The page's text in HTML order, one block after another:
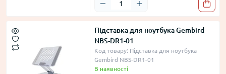
Підставка для ноутбука Gembird
NBS-DR1-01
Код товару: Підставка для ноутбука
Gembird NBS-DR1-01
В наявності